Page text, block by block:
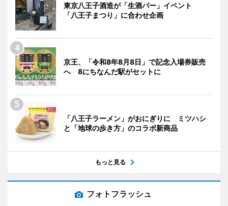
東京八王子酒造が「生酒バー」イベント
「八王子まつり」に合わせ企画
京王、「令和8年8月8日」で記念入場券販売
へ 8にちなんだ駅がセットに
「八王子ラーメン」がおにぎりに ミツハシ
と「地球の歩き方」のコラボ新商品
もっと見る
フォトフラッシュ